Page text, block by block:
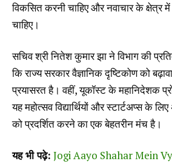
विकसित करनी चाहिए और नवाचार के क्षेत्र
चाहिए।
सचिव श्री नितेश कुमार झा ने विभाग की
कि राज्य सरकार वैज्ञानिक दृष्टिकोण को
प्रयासरत है। वहीं, यूकॉस्ट के महानिदेशक
यह महोत्सव विद्यार्थियों और स्टार्टअप्स के
को प्रदर्शित करने का एक बेहतरीन मंच है।
यह भी पढ़े: Jogi Aayo Shahar Mein